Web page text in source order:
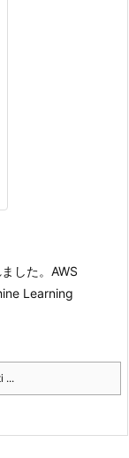
した。 AWS
Learning
...